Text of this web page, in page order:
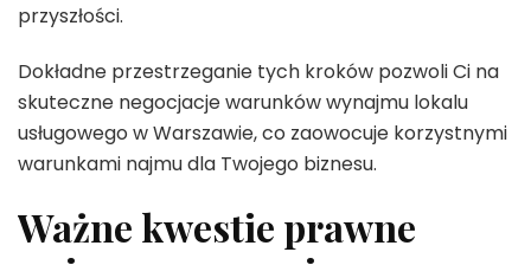
przyszłości.
Dokładne przestrzeganie tych kroków pozwoli Ci na
skuteczne negocjacje warunków wynajmu lokalu
usługowego w Warszawie, co zaowocuje korzystnymi
warunkami najmu dla Twojego biznesu.
Ważne kwestie prawne